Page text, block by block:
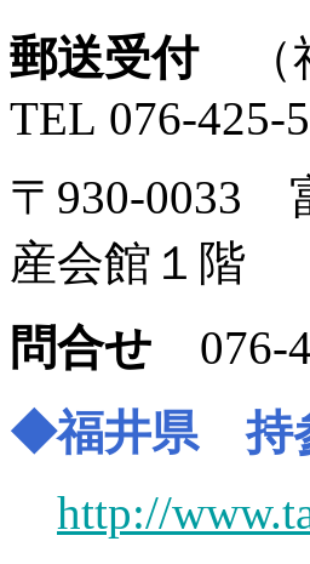
郵送受付（
TEL 076-425-
〒930-0033
産会館１階
問合せ 076-
◆福井県 持
http://